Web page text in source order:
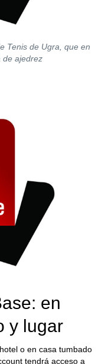
Tenis de Ugra, que en
de ajedrez
en
y lugar
o en casa tumbado
tendrá acceso a